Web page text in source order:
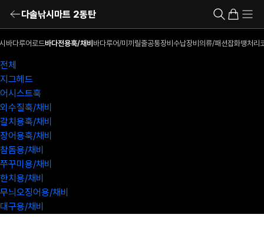
다솔낚시마트 2동탄
바다루어로드바다전용훅/채비 바다루어/미끼 릴줄공통장비 수납장비 의류/패션잡화땡처리
전체
지그헤드
어시스트훅
외수질훅/채비
갈치용훅/채비
장어용훅/채비
참돔용/채비
쭈꾸미용/채비
한치용/채비
무늬오징어용/채비
대구용/채비